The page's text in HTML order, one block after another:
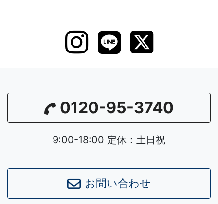
0120-95-3740
9:00-18:00 定休：土日祝
お問い合わせ